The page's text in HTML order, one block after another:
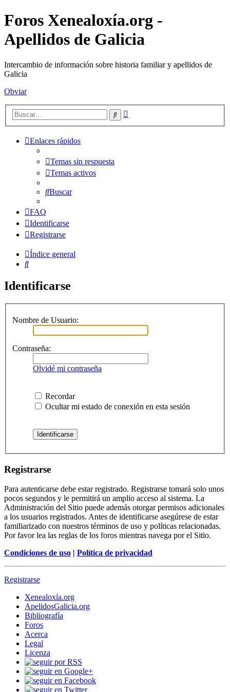
Foros Xenealoxía.org -
Apellidos de Galicia
Intercambio de información sobre historia familiar y apellidos de
Galicia
Obviar
Buscar
Enlaces rápidos
Temas sin respuesta
Temas activos
Buscar
FAQ
Identificarse
Registrarse
Índice general
Buscar
Identificarse
Nombre de Usuario:
Contraseña:
Olvidé mi contraseña
Recordar
Ocultar mi estado de conexión en esta sesión
Registrarse
Para autenticarse debe estar registrado. Registrarse tomará solo unos
pocos segundos y le permitirá un amplio acceso al sistema. La
Administración del Sitio puede además otorgar permisos adicionales
a los usuarios registrados. Antes de identificarse asegúrese de estar
familiarizado con nuestros términos de uso y políticas relacionadas.
Por favor lea las reglas de los foros mientras navega por el Sitio.
Condiciones de uso | Política de privacidad
Registrarse
Xenealoxía.org
ApelidosGalicia.org
Bibliografía
Foros
Acerca
Legal
Licenza